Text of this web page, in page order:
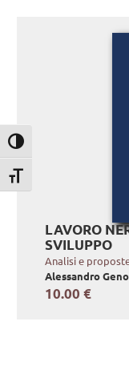
Attiva/disattiva alto
Attiva/disattiva
LAVORO
SVILUPPO
Analisi e
Alessandro
10.00 €